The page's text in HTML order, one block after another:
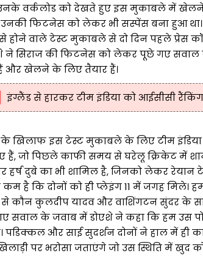
वर्कलोड को देखते हुए इस मुकाबले में
उनकी फिटनेस को लेकर भी सस्पेंस बना हुआ
वाले टेस्ट मुकाबले से दो दिन पहले प्रेस
ने सिराज की फिटनेस को लेकर पूछे गए सवाल
और खेलने के लिए तैयार हैं।
इंग्लैंड से हारकर टीम इंडिया को आईसीसी
खिलाफ इस टेस्ट मुकाबले के लिए टीम
हैं, जो पिछले काफी समय से घरेलू क्रिकेट में
हर्ष दुबे का भी शामिल है, जिनको लेकर रेयान
है कि दोनों को ही प्लेइंग 11 में जगह मिले।
से कौन कुलदीप यादव और वाशिंगटन सुंदर के
सवाल के जवाब में डोएशे ने कहा कि हम उस
पडिक्कल और साई सुदर्शन दोनों ने हाल में ही
पर भरोसा जताएंगे जो उस स्थिति में खुद